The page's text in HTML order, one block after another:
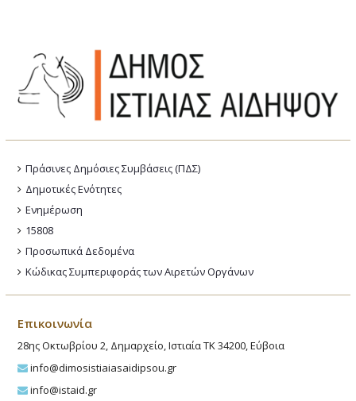
Πράσινες Δημόσιες Συμβάσεις (ΠΔΣ)
Δημοτικές Ενότητες
Ενημέρωση
15808
Προσωπικά Δεδομένα
Κώδικας Συμπεριφοράς των Αιρετών Οργάνων
Επικοινωνία
28ης Οκτωβρίου 2, Δημαρχείο, Ιστιαία ΤΚ 34200, Εύβοια
info@dimosistiaiasaidipsou.gr
info@istaid.gr